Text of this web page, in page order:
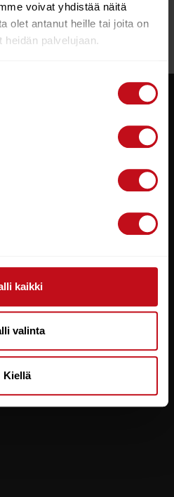
voivat yhdistää näitä
olet antanut heille tai joita on
palvelujaan.
kaikki
valinta
Kiellä